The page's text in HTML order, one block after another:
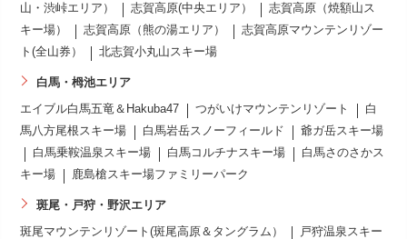
山・渋峠エリア）
志賀高原(中央エリア）
志賀高原（焼額山ス
キー場）
志賀高原（熊の湯エリア）
志賀高原マウンテンリゾー
ト(全山券）
北志賀小丸山スキー場
白馬・栂池エリア
エイブル白馬五竜＆Hakuba47 つがいけマウンテンリゾート
白
馬八方尾根スキー場
白馬岩岳スノーフィールド
爺ガ岳スキー場
白馬乗鞍温泉スキー場
白馬コルチナスキー場
白馬さのさかス
キー場
鹿島槍スキー場ファミリーパーク
斑尾・戸狩・野沢エリア
斑尾マウンテンリゾート(斑尾高原＆タングラム）
戸狩温泉スキー